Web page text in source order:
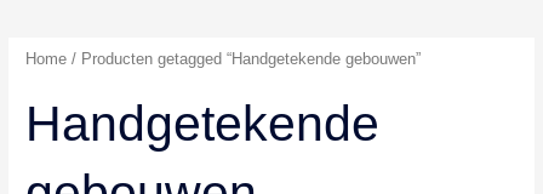
Home / Producten getagged “Handgetekende gebouwen”
Handgetekende